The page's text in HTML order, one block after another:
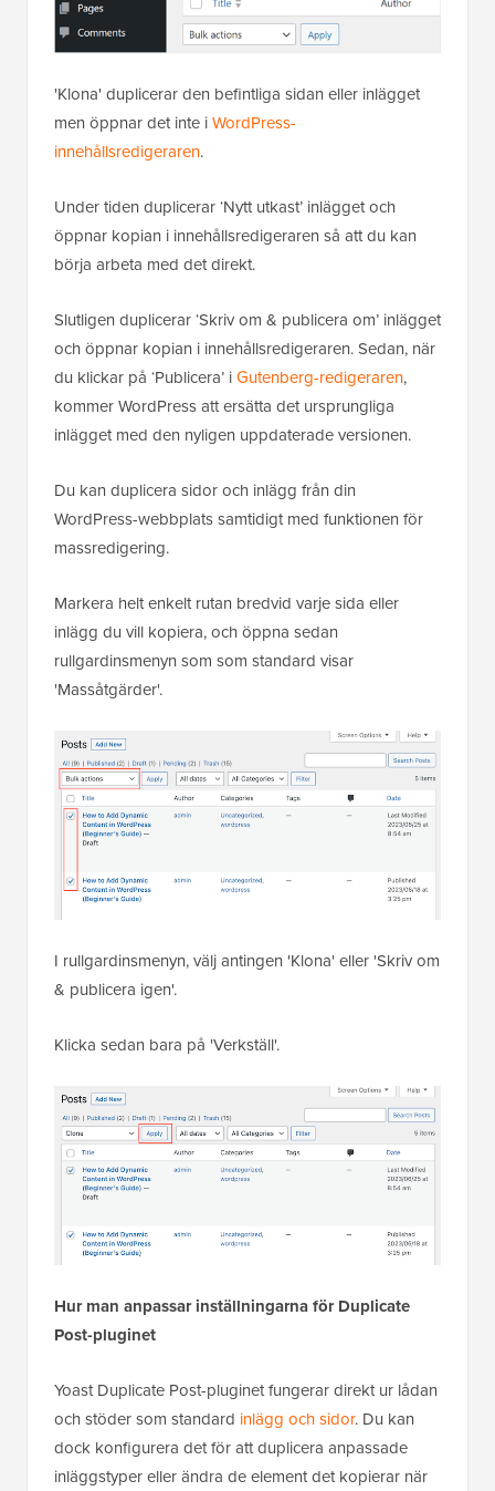
'Klona' duplicerar den befintliga sidan eller inlägget
men öppnar det inte iWordPress-
innehållsredigeraren.
Under tiden duplicerar ‘Nytt utkast’ inlägget och
öppnar kopian i innehållsredigeraren så att du kan
börja arbeta med det direkt.
Slutligen duplicerar ‘Skriv om & publicera om’ inlägget
och öppnar kopian i innehållsredigeraren. Sedan, när
du klickar på ‘Publicera’ iGutenberg-redigeraren,
kommer WordPress att ersätta det ursprungliga
inlägget med den nyligen uppdaterade versionen.
Du kan duplicera sidor och inlägg från din
WordPress-webbplats samtidigt med funktionen för
massredigering.
Markera helt enkelt rutan bredvid varje sida eller
inlägg du vill kopiera, och öppna sedan
rullgardinsmenyn som som standard visar
'Massåtgärder'.
I rullgardinsmenyn, välj antingen 'Klona' eller 'Skriv om
& publicera igen'.
Klicka sedan bara på 'Verkställ'.
Hur man anpassar inställningarna för Duplicate
Post-pluginet
Yoast Duplicate Post-pluginet fungerar direkt ur lådan
och stöder som standard inlägg och sidor. Du kan
dock konfigurera det för att duplicera anpassade
inläggstyper eller ändra de element det kopierar när